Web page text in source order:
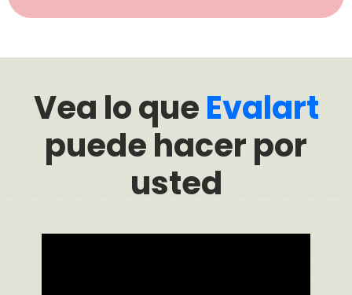
Vea lo queEvalart
puede hacer por
usted